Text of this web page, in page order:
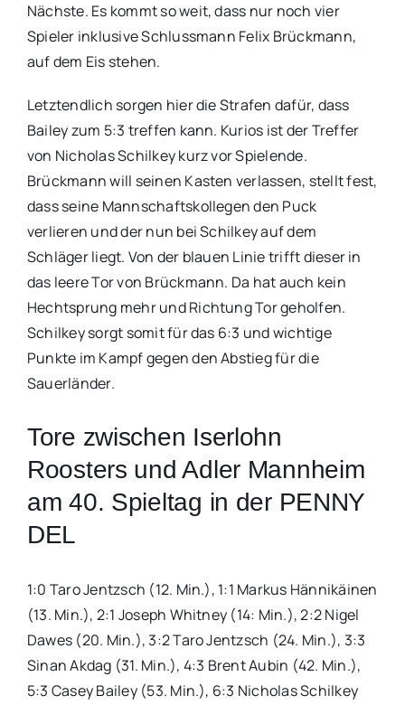
Nächste. Es kommt so weit, dass nur noch vier
Spieler inklusive Schlussmann Felix Brückmann,
auf dem Eis stehen.
Letztendlich sorgen hier die Strafen dafür, dass
Bailey zum 5:3 treffen kann. Kurios ist der Treffer
von Nicholas Schilkey kurz vor Spielende.
Brückmann will seinen Kasten verlassen, stellt fest,
dass seine Mannschaftskollegen den Puck
verlieren und der nun bei Schilkey auf dem
Schläger liegt. Von der blauen Linie trifft dieser in
das leere Tor von Brückmann. Da hat auch kein
Hechtsprung mehr und Richtung Tor geholfen.
Schilkey sorgt somit für das 6:3 und wichtige
Punkte im Kampf gegen den Abstieg für die
Sauerländer.
Tore zwischen Iserlohn
Roosters und Adler Mannheim
am 40. Spieltag in der PENNY
DEL
1:0 Taro Jentzsch (12. Min.), 1:1 Markus Hännikäinen
(13. Min.), 2:1 Joseph Whitney (14: Min.), 2:2 Nigel
Dawes (20. Min.), 3:2 Taro Jentzsch (24. Min.), 3:3
Sinan Akdag (31. Min.), 4:3 Brent Aubin (42. Min.),
5:3 Casey Bailey (53. Min.), 6:3 Nicholas Schilkey